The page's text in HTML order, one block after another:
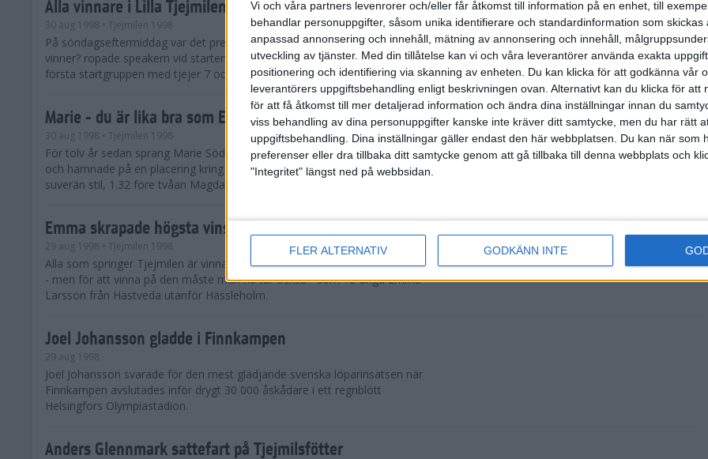
Vi och våra partners levenrorer och/eller får åtkomst till information på en enhet, till
behandlar personuppgifter, såsom unika identifierare och standardinformation som skickas
anpassad annonsering och innehåll, mätning av annonsering och innehåll,
utveckling av tjänster. Med din tillåtelse kan vi och våra leverantörer använda exakta
positionering och identifiering via skanning av enheten. Du kan klicka för att godkänna vår
leverantörers uppgiftsbehandling enligt beskrivningen ovan. Alternativt kan du klicka för att
för att få åtkomst till mer detaljerad information och ändra dina inställningar innan du
viss behandling av dina personuppgifter kanske inte kräver ditt samtycke, men du har rätt
uppgiftsbehandling. Dina inställningar gäller endast den här webbplatsen. Du kan när som
preferenser eller dra tillbaka ditt samtycke genom att gå tillbaka till denna webbplats och
"Integritet" längst ned på webbsidan.
FLER ALTERNATIV GODKÄNN INTE
Alla vinnare i Lilla Tjejmilen
30 aug 1998 • Tjejmilen 1998
På söndagseftermiddag var det premiär för Lilla Tjejmilen. - Vem är det som
vinner? ropade speakern vid starten. - Alla, kom det utan någon tvekan från
första startgruppen med tjejer 7 och 8 år gaml...
Marie - du är lika bra som Evy!
30 aug 1998 • Tjejmilen 1998
För tolv år sedan sprang Marie Söderström Lundberg sitt första Tjejmilen
och hamnade på en placering kring 700. På söndagen vann hon Tjejmilen i
suverän stil, 1.32 före tvåan Magdalena Thorsell.
Emma skrapade högsta vinsten
29 aug 1998 • Tjejmilen 1998
Alla som springer Tjejmilen är vinnare heter det ju. Alla får också en Trisslott
- men för att vinna på den måste man ha tur också - som 18-åriga Emma
Larsson från Hästveda utanför Hässleholm.
Joel Johansson gladde i Finnkampen
29 aug 1998
Joel Johansson svarade för den mest glädjande svenska löparinsatsen när
Finnkampen avslutades inför drygt 30 000 åskådare i ett regnblött
Helsingfors Olympiastadion.
Anders Glennmark sattefart på Tjejmilsfötter